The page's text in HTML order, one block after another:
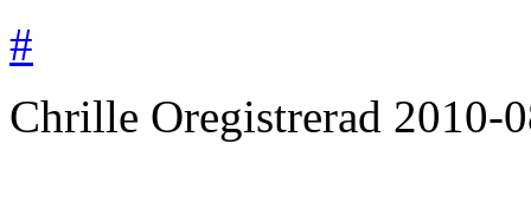
#
Chrille Oregistrerad 2010-